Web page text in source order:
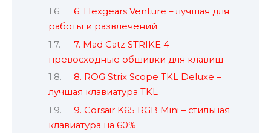
6. Hexgears Venture – лучшая для
работы и развлечений
7. Mad Catz STRIKE 4 –
превосходные обшивки для клавиш
8. ROG Strix Scope TKL Deluxe –
лучшая клавиатура TKL
9. Corsair K65 RGB Mini – стильная
клавиатура на 60%